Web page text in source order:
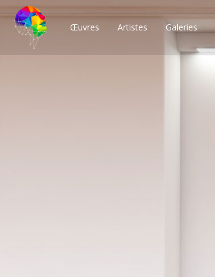
Œuvres Artistes Galeries